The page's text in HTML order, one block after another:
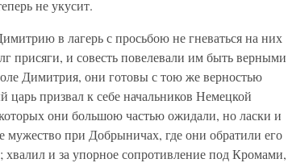
не укусит.
в лагерь с просьбою не гневаться на них
присяги, и совесть повелевали им быть верными
Димитрия, они готовы с тою же верностью
призвал к себе начальников Немецкой
они большою частью ожидали, но ласки и
мужество при Добрыничах, где они обратили его
хвалил и за упорное сопротивление под Кромами,